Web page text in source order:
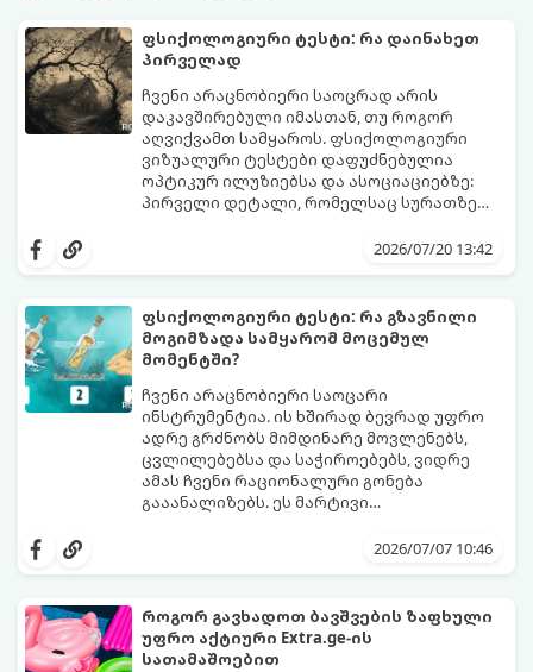
ფსიქოლოგიური ტესტი: რა დაინახეთ
პირველად
ჩვენი არაცნობიერი საოცრად არის
დაკავშირებული იმასთან, თუ როგორ
აღვიქვამთ სამყაროს. ფსიქოლოგიური
ვიზუალური ტესტები დაფუძნებულია
ოპტიკურ ილუზიებსა და ასოციაციებზე:
პირველი დეტალი, რომელსაც სურათზე
პიროვნების ფარულ მხარეებზე,2026/07/20 13:42
ფსიქოლოგიური ტესტი: რა გზავნილი
მოგიმზადა სამყარომ მოცემულ
მომენტში?
ჩვენი არაცნობიერი საოცარი
ინსტრუმენტია. ის ხშირად ბევრად უფრო
ადრე გრძნობს მიმდინარე მოვლენებს,
ცვლილებებსა და საჭიროებებს, ვიდრე
ამას ჩვენი რაციონალური გონება
გააანალიზებს. ეს მარტივი
ასოციაციურ აღქმაზეა დაფუძნებული,
თქვენთვის ცხოვრების ამ ეტაპზე.
აირჩიეთ სამი წერილიდან ის ერთი,
2026/07/07 10:46
როგორ გავხადოთ ბავშვების ზაფხული
უფრო აქტიური Extra.ge-ის
სათამაშოებით